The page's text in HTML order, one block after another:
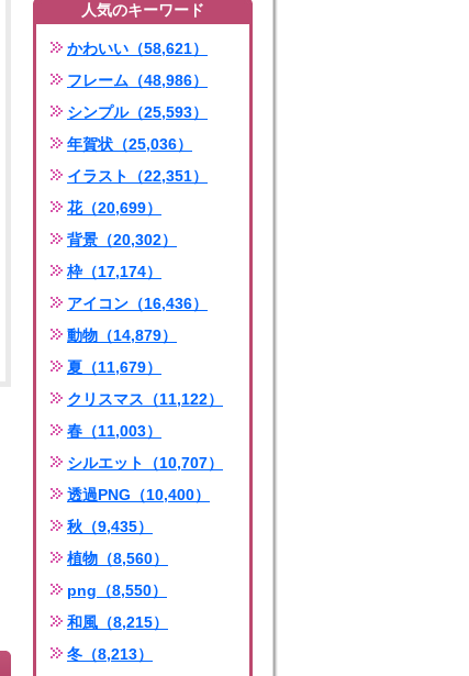
人気のキーワード
かわいい（58,621）
フレーム（48,986）
シンプル（25,593）
年賀状（25,036）
イラスト（22,351）
花（20,699）
背景（20,302）
枠（17,174）
アイコン（16,436）
動物（14,879）
夏（11,679）
クリスマス（11,122）
春（11,003）
シルエット（10,707）
透過PNG（10,400）
秋（9,435）
植物（8,560）
png（8,550）
和風（8,215）
冬（8,213）